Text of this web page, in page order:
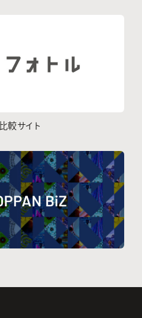
較サイト